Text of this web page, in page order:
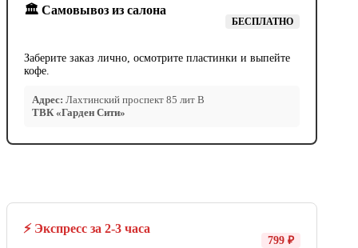
🏛️ Самовывоз из салона
БЕСПЛАТНО
Заберите заказ лично, осмотрите пластинки и выпейте
кофе.
Адрес: Лахтинский проспект 85 лит В
ТВК «Гарден Сити»
⚡ Экспресс за 2-3 часа
799 ₽